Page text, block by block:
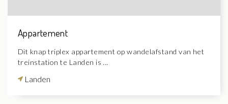
Appartement
Dit knap triplex appartement op wandelafstand van het
treinstation te Landen is ...
Landen